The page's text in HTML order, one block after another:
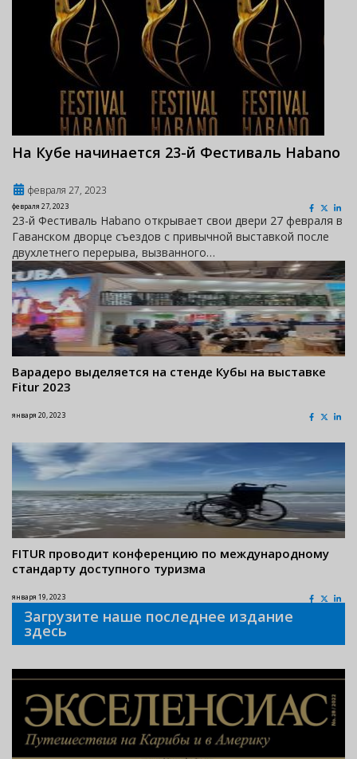
На Кубе начинается 23-й Фестиваль Habano
февраля 27, 2023
февраля 27, 2023
23-й Фестиваль Habano открывает свои двери 27 февраля в
Гаванском дворце съездов с привычной выставкой после
двухлетнего перерыва, вызванного…
Варадеро выделяется на стенде Кубы на выставке
Fitur 2023
января 20, 2023
FITUR проводит конференцию по международному
стандарту доступного туризма
января 19, 2023
Загрузите наше последнее издание
здесь